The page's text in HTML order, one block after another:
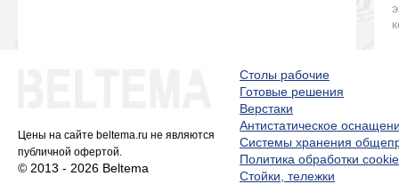
Цены на сайте beltema.ru не являются
публичной офертой.
© 2013 - 2026 Beltema
Столы рабочие
Готовые решения
Верстаки
Антистатическое
Системы хранения
Политика обработки cookie
Стойки, тележки